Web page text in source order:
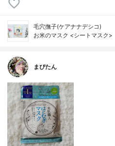
毛穴撫子(ケアナナデシコ)
お米のマスク <シートマスク>
まぴたん